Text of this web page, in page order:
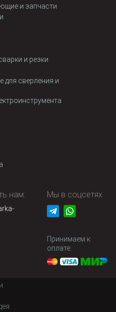
и запчасти
и резки
сверления и
нам: Мы в соцсетях
Принимаем к
оплате: